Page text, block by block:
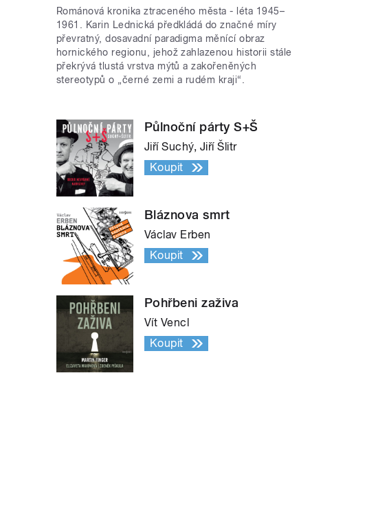
Románová kronika ztraceného města - léta 1945–
1961. Karin Lednická předkládá do značné míry
převratný, dosavadní paradigma měnící obraz
hornického regionu, jehož zahlazenou historii stále
překrývá tlustá vrstva mýtů a zakořeněných
stereotypů o „černé zemi a rudém kraji“.
Půlnoční párty S+Š
Jiří Suchý, Jiří Šlitr
Koupit
Bláznova smrt
Václav Erben
Koupit
Pohřbeni zaživa
Vít Vencl
Koupit